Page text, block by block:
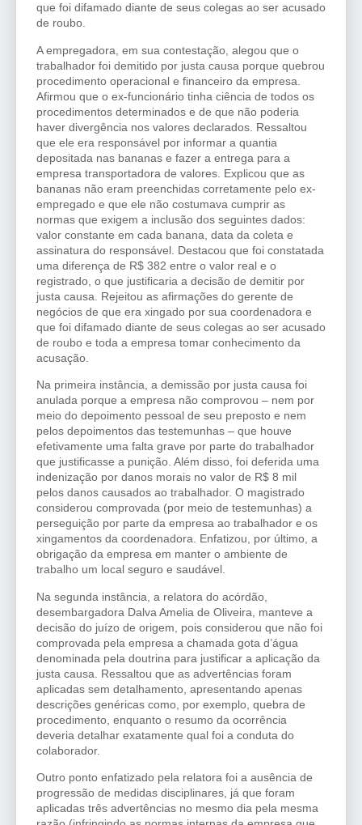
que foi difamado diante de seus colegas ao ser acusado
de roubo.
A empregadora, em sua contestação, alegou que o
trabalhador foi demitido por justa causa porque quebrou
procedimento operacional e financeiro da empresa.
Afirmou que o ex-funcionário tinha ciência de todos os
procedimentos determinados e de que não poderia
haver divergência nos valores declarados. Ressaltou
que ele era responsável por informar a quantia
depositada nas bananas e fazer a entrega para a
empresa transportadora de valores. Explicou que as
bananas não eram preenchidas corretamente pelo ex-
empregado e que ele não costumava cumprir as
normas que exigem a inclusão dos seguintes dados:
valor constante em cada banana, data da coleta e
assinatura do responsável. Destacou que foi constatada
uma diferença de R$ 382 entre o valor real e o
registrado, o que justificaria a decisão de demitir por
justa causa. Rejeitou as afirmações do gerente de
negócios de que era xingado por sua coordenadora e
que foi difamado diante de seus colegas ao ser acusado
de roubo e toda a empresa tomar conhecimento da
acusação.
Na primeira instância, a demissão por justa causa foi
anulada porque a empresa não comprovou – nem por
meio do depoimento pessoal de seu preposto e nem
pelos depoimentos das testemunhas – que houve
efetivamente uma falta grave por parte do trabalhador
que justificasse a punição. Além disso, foi deferida uma
indenização por danos morais no valor de R$ 8 mil
pelos danos causados ao trabalhador. O magistrado
considerou comprovada (por meio de testemunhas) a
perseguição por parte da empresa ao trabalhador e os
xingamentos da coordenadora. Enfatizou, por último, a
obrigação da empresa em manter o ambiente de
trabalho um local seguro e saudável.
Na segunda instância, a relatora do acórdão,
desembargadora Dalva Amelia de Oliveira, manteve a
decisão do juízo de origem, pois considerou que não foi
comprovada pela empresa a chamada gota d’água
denominada pela doutrina para justificar a aplicação da
justa causa. Ressaltou que as advertências foram
aplicadas sem detalhamento, apresentando apenas
descrições genéricas como, por exemplo, quebra de
procedimento, enquanto o resumo da ocorrência
deveria detalhar exatamente qual foi a conduta do
colaborador.
Outro ponto enfatizado pela relatora foi a ausência de
progressão de medidas disciplinares, já que foram
aplicadas três advertências no mesmo dia pela mesma